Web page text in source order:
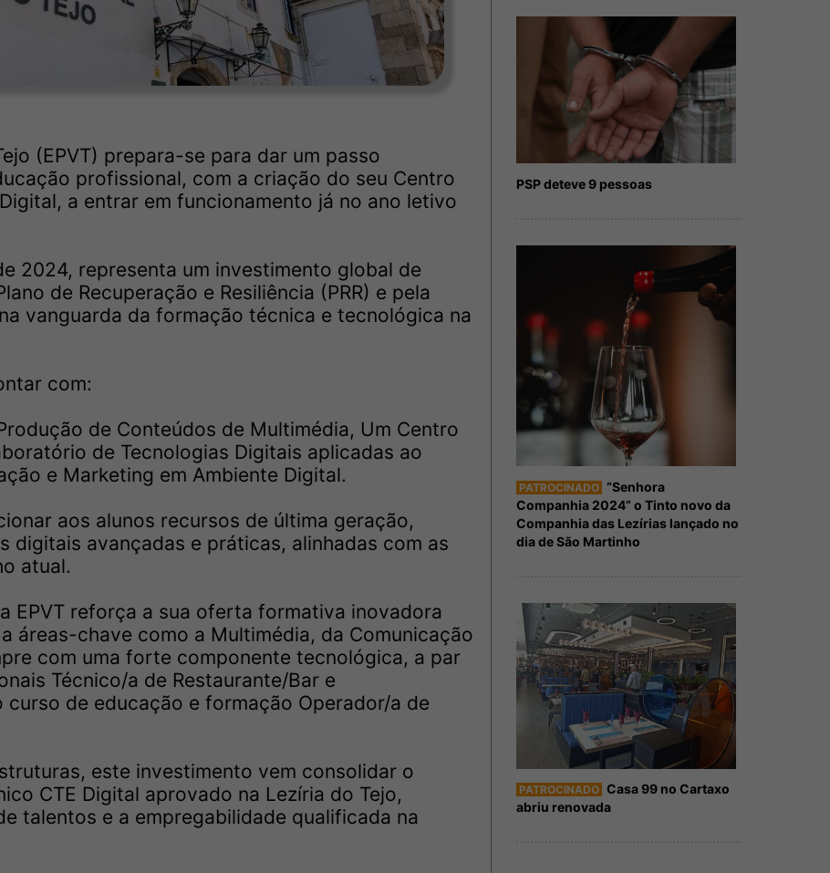
(EPVT) prepara-se para dar um passo
profissional, com a criação do seu Centro
a entrar em funcionamento já no ano letivo
2024, representa um investimento global de
de Recuperação e Resiliência (PRR) e pela
vanguarda da formação técnica e tecnológica na
com:
de Conteúdos de Multimédia, Um Centro
de Tecnologias Digitais aplicadas ao
e Marketing em Ambiente Digital.
aos alunos recursos de última geração,
digitais avançadas e práticas, alinhadas com as
atual.
EPVT reforça a sua oferta formativa inovadora
áreas-chave como a Multimédia, da Comunicação
com uma forte componente tecnológica, a par
Técnico/a de Restaurante/Bar e
curso de educação e formação Operador/a de
este investimento vem consolidar o
CTE Digital aprovado na Lezíria do Tejo,
talentos e a empregabilidade qualificada na
PSP deteve 9 pessoas
PATROCINADO “Senhora
Companhia 2024” o Tinto novo da
Companhia das Lezírias lançado no
dia de São Martinho
PATROCINADO Casa 99 no Cartaxo
abriu renovada